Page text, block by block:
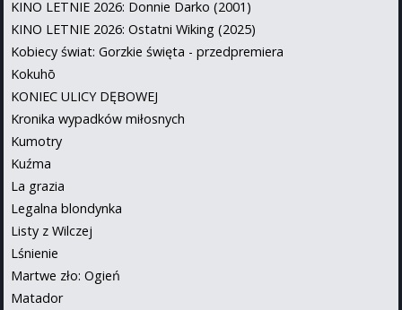
KINO LETNIE 2026: Donnie Darko (2001)
KINO LETNIE 2026: Ostatni Wiking (2025)
Kobiecy świat: Gorzkie święta - przedpremiera
Kokuhō
KONIEC ULICY DĘBOWEJ
Kronika wypadków miłosnych
Kumotry
Kuźma
La grazia
Legalna blondynka
Listy z Wilczej
Lśnienie
Martwe zło: Ogień
Matador